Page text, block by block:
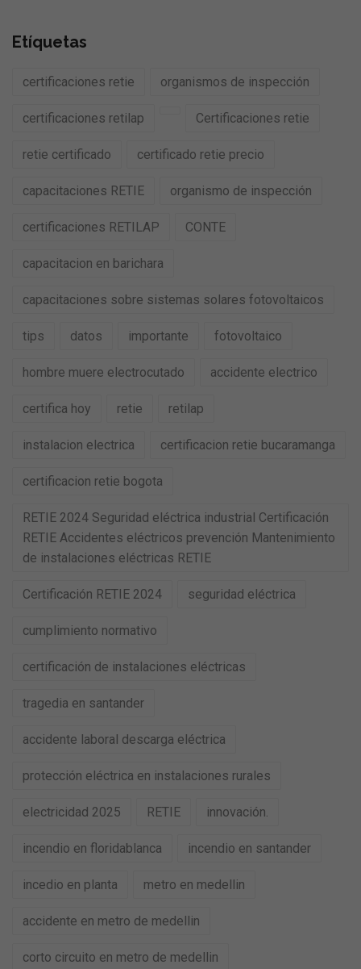
Etíquetas
certificaciones retie organismos de inspección
certificaciones retilap Certificaciones retie
retie certificado certificado retie precio
capacitaciones RETIE organismo de inspección
certificaciones RETILAP CONTE
capacitacion en barichara
capacitaciones sobre sistemas solares fotovoltaicos
tips datos importante fotovoltaico
hombre muere electrocutado accidente electrico
certifica hoy retie retilap
instalacion electrica certificacion retie bucaramanga
certificacion retie bogota
RETIE 2024 Seguridad eléctrica industrial Certificación
RETIE Accidentes eléctricos prevención Mantenimiento
de instalaciones eléctricas RETIE
Certificación RETIE 2024 seguridad eléctrica
cumplimiento normativo
certificación de instalaciones eléctricas
tragedia en santander
accidente laboral descarga eléctrica
protección eléctrica en instalaciones rurales
electricidad 2025 RETIE innovación.
incendio en floridablanca incendio en santander
incedio en planta metro en medellin
accidente en metro de medellin
corto circuito en metro de medellin